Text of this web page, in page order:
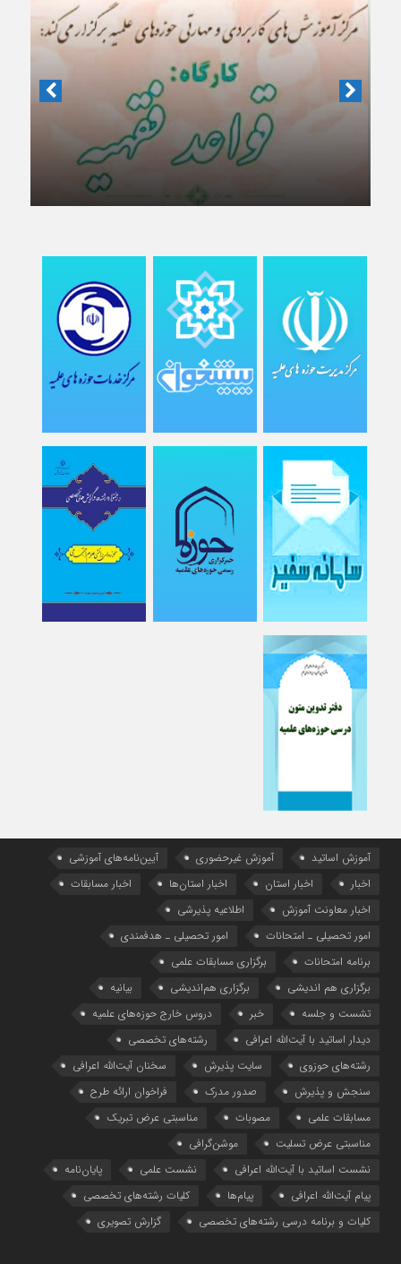
معاونت آموزش حوزه‌های علمیه
برگزاری دوره‌های کاربردی و مهارتی عرصه آموزش و
آموزش اساتید آموزش غیرحضوری
آیین‌نامه‌های آموزشی
اخبار
اخبار استان اخبار استان‌ها
اخبار مسابقات
اخبار معاونت آموزش
اطلاعیه پذیرشی
امور تحصیلی ـ امتحانات
امور تحصیلی ـ هدفمندی
برنامه امتحانات
برگزاری مسابقات علمی
برگزاری هم اندیشی
برگزاری هم‌اندیشی
بیانیه
تشست و جلسه
خبر
دروس خارج حوزه‌های علمیه
دیدار اساتید با آیت‌الله اعرافی
رشته‌های تخصصی
رشته‌های حوزوی
سایت پذیرش
سخنان آیت‌الله اعرافی
سنجش و پذیرش
صدور مدرک
فراخوان ارائه طرح
مسابقات علمی
مصوبات
مناسبتی عرض تبریک
مناسبتی عرض تسلیت
موشن‌گرافی
نشست اساتید با آیت‌الله اعرافی
نشست علمی
پایان‌نامه
پیام آیت‌الله اعرافی
پیام‌ها
کلیات رشته‌های تخصصی
کلیات و برنامه درسی رشته‌های تخصصی
گزارش تصویری